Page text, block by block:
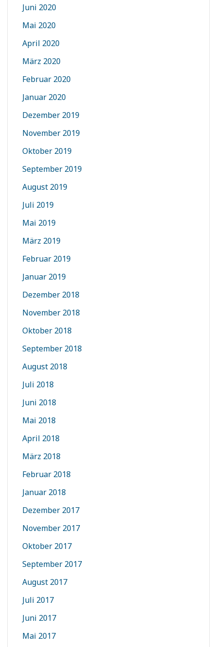
Juni 2020
Mai 2020
April 2020
März 2020
Februar 2020
Januar 2020
Dezember 2019
November 2019
Oktober 2019
September 2019
August 2019
Juli 2019
Mai 2019
März 2019
Februar 2019
Januar 2019
Dezember 2018
November 2018
Oktober 2018
September 2018
August 2018
Juli 2018
Juni 2018
Mai 2018
April 2018
März 2018
Februar 2018
Januar 2018
Dezember 2017
November 2017
Oktober 2017
September 2017
August 2017
Juli 2017
Juni 2017
Mai 2017